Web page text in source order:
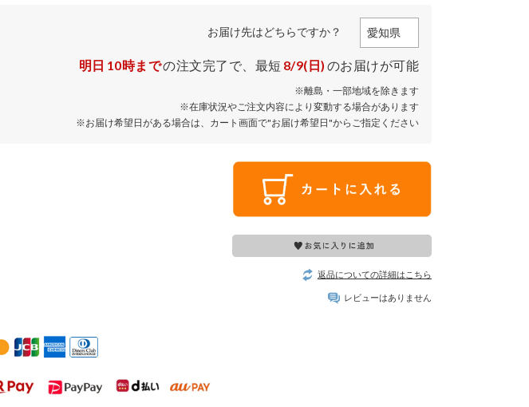
お届け先はどちらですか？
明日 10時までの注文完了で、 最短 8/9(日) のお届けが可能
※離島・一部地域を除きます
※在庫状況やご注文内容により変動する場合があります
※お届け希望日がある場合は、カート画面で"お届け希望日"からご指定ください
返品についての詳細はこちら
レビューはありません